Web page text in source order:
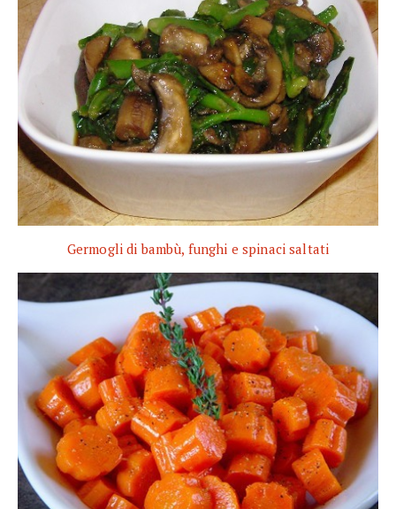
Germogli di bambù, funghi e spinaci saltati